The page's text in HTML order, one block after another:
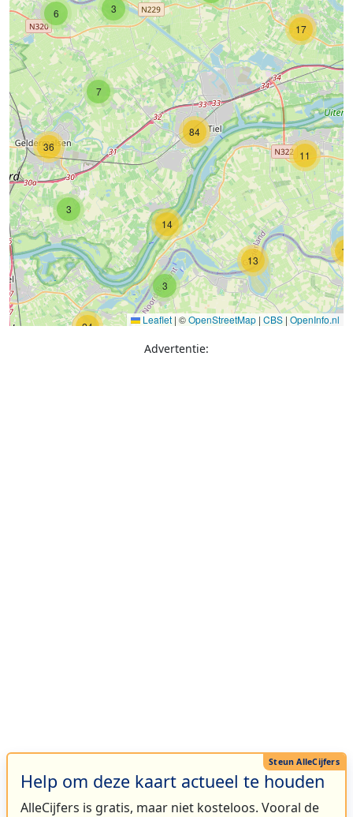
14
13
3
24
36
3
11
7
14
17
84
6 3
Leaflet | ©OpenStreetMap | CBS | OpenInfo.nl
Advertentie:
Help om deze kaart actueel te houden
AlleCijfers is gratis, maar niet kosteloos. Vooral de